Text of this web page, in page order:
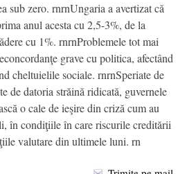
sub zero. rnrnUngaria a avertizat că
anul acesta cu 2,5-3%, de la
cu 1%. rnrnProblemele tot mai
grave cu politica, afectând
cheltuielile sociale. rnrnSperiate de
de datoria străină ridicată, guvernele
o cale de ieşire din criză cum au
în condiţiile în care riscurile creditării
valutare din ultimele luni. rn